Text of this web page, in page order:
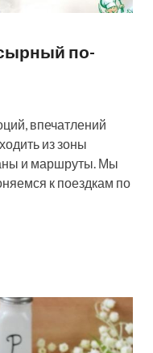
по-
впечатлений
из зоны
и маршруты. Мы
к поездкам по